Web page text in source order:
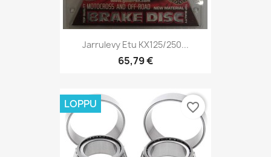
Jarrulevy Etu KX125/250...
65,79 €
LOPPU favorite_border